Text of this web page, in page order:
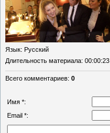
Язык: Русский
Длительность материала: 00:00:23
Всего комментариев: 0
Имя *:
Email *: